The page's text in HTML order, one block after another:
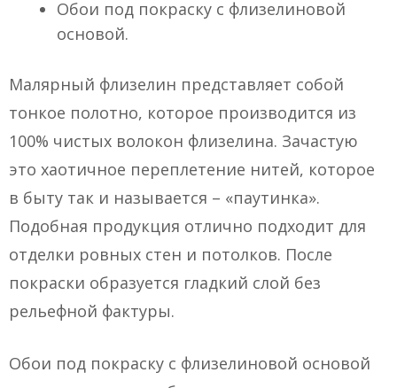
Обои под покраску с флизелиновой
основой.
Малярный флизелин представляет собой
тонкое полотно, которое производится из
100% чистых волокон флизелина. Зачастую
это хаотичное переплетение нитей, которое
в быту так и называется – «паутинка».
Подобная продукция отлично подходит для
отделки ровных стен и потолков. После
покраски образуется гладкий слой без
рельефной фактуры.
Обои под покраску с флизелиновой основой